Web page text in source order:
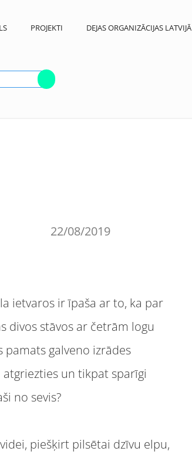
PROJEKTI DEJAS ORGANIZĀCIJAS LATVIJĀ
22/08/2019
ietvaros ir īpaša ar to, ka par
divos stāvos ar četrām logu
pamats galveno izrādes
un tikpat sparīgi
no sevis?
piešķirt pilsētai dzīvu elpu,